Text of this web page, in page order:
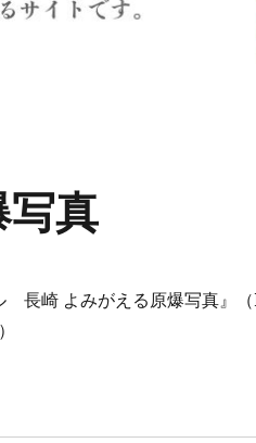
真
長崎 よみがえる原爆写真』